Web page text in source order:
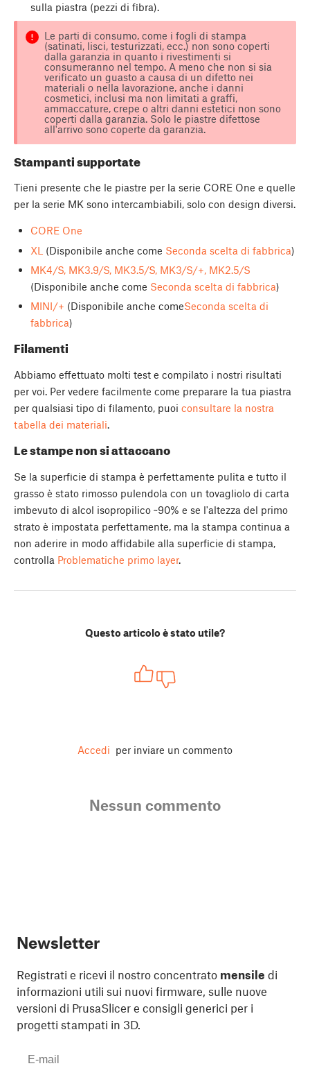
sulla piastra (pezzi di fibra).
Le parti di consumo, come i fogli di stampa
(satinati, lisci, testurizzati, ecc.) non sono coperti
dalla garanzia in quanto i rivestimenti si
consumeranno nel tempo. A meno che non si sia
verificato un guasto a causa di un difetto nei
materiali o nella lavorazione, anche i danni
cosmetici, inclusi ma non limitati a graffi,
ammaccature, crepe o altri danni estetici non sono
coperti dalla garanzia. Solo le piastre difettose
all'arrivo sono coperte da garanzia.
Stampanti supportate
Tieni presente che le piastre per la serie CORE One e quelle
per la serie MK sono intercambiabili, solo con design diversi.
CORE One
XL (Disponibile anche come Seconda scelta di fabbrica)
MK4/S, MK3.9/S, MK3.5/S, MK3/S/+, MK2.5/S
(Disponibile anche come Seconda scelta di fabbrica)
MINI/+ (Disponibile anche comeSeconda scelta di
fabbrica)
Filamenti
Abbiamo effettuato molti test e compilato i nostri risultati
per voi. Per vedere facilmente come preparare la tua piastra
per qualsiasi tipo di filamento, puoi consultare la nostra
tabella dei materiali.
Le stampe non si attaccano
Se la superficie di stampa è perfettamente pulita e tutto il
grasso è stato rimosso pulendola con un tovagliolo di carta
imbevuto di alcol isopropilico ~90% e se l'altezza del primo
strato è impostata perfettamente, ma la stampa continua a
non aderire in modo affidabile alla superficie di stampa,
controlla Problematiche primo layer.
Questo articolo è stato utile?
Accedi per inviare un commento
Nessun commento
Newsletter
Registrati e ricevi il nostro concentrato mensile di
informazioni utili sui nuovi firmware, sulle nuove
versioni di PrusaSlicer e consigli generici per i
progetti stampati in 3D.